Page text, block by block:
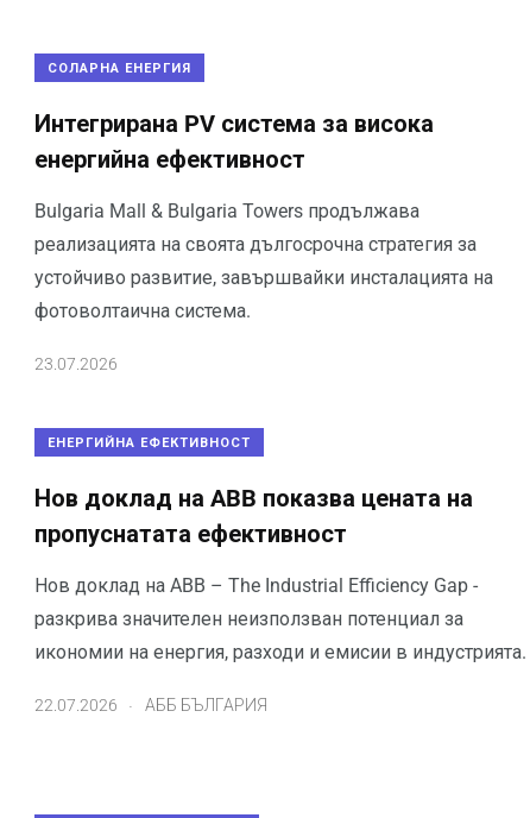
СОЛАРНА ЕНЕРГИЯ
Интегрирана PV система за висока
енергийна ефективност
Bulgaria Mall & Bulgaria Towers продължава
реализацията на своята дългосрочна стратегия за
устойчиво развитие, завършвайки инсталацията на
фотоволтаична система.
23.07.2026
ЕНЕРГИЙНА ЕФЕКТИВНОСТ
Нов доклад на ABB показва цената на
пропуснатата ефективност
Нов доклад на ABB – The Industrial Efficiency Gap -
разкрива значителен неизползван потенциал за
икономии на енергия, разходи и емисии в индустрията.
22.07.2026 АББ БЪЛГАРИЯ